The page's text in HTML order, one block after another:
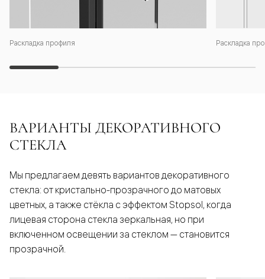
Раскладка профиля Раскладка
ВАРИАНТЫ ДЕКОРАТИВНОГО
СТЕКЛА
Мы предлагаем девять вариантов декоративного
стекла: от кристально-прозрачного до матовых
цветных, а также стёкла с эффектом Stopsol, когда
лицевая сторона стекла зеркальная, но при
включенном освещении за стеклом — становится
прозрачной.